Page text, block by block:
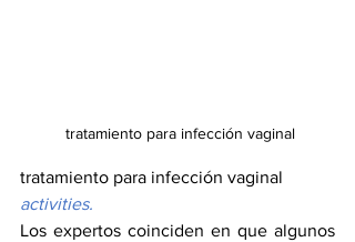
tratamiento para infección vaginal
tratamiento para infección vaginal
activities.
Los expertos coinciden en que algunos